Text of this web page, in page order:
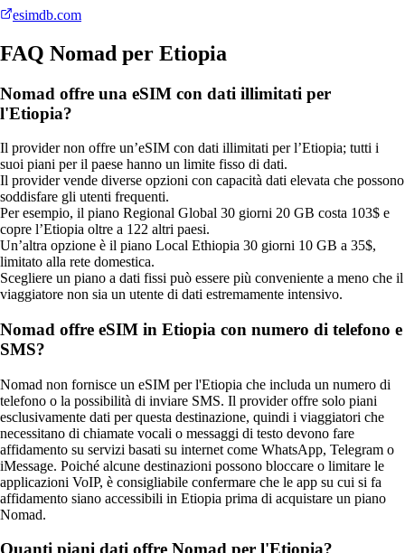
esimdb.com
FAQ Nomad per Etiopia
Nomad offre una eSIM con dati illimitati per
l'Etiopia?
Il provider non offre un’eSIM con dati illimitati per l’Etiopia; tutti i
suoi piani per il paese hanno un limite fisso di dati.
Il provider vende diverse opzioni con capacità dati elevata che possono
soddisfare gli utenti frequenti.
Per esempio, il piano Regional Global 30 giorni 20 GB costa 103$ e
copre l’Etiopia oltre a 122 altri paesi.
Un’altra opzione è il piano Local Ethiopia 30 giorni 10 GB a 35$,
limitato alla rete domestica.
Scegliere un piano a dati fissi può essere più conveniente a meno che il
viaggiatore non sia un utente di dati estremamente intensivo.
Nomad offre eSIM in Etiopia con numero di telefono e
SMS?
Nomad non fornisce un eSIM per l'Etiopia che includa un numero di
telefono o la possibilità di inviare SMS. Il provider offre solo piani
esclusivamente dati per questa destinazione, quindi i viaggiatori che
necessitano di chiamate vocali o messaggi di testo devono fare
affidamento su servizi basati su internet come WhatsApp, Telegram o
iMessage. Poiché alcune destinazioni possono bloccare o limitare le
applicazioni VoIP, è consigliabile confermare che le app su cui si fa
affidamento siano accessibili in Etiopia prima di acquistare un piano
Nomad.